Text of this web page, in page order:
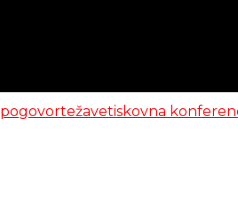
pogovortežavetiskovna